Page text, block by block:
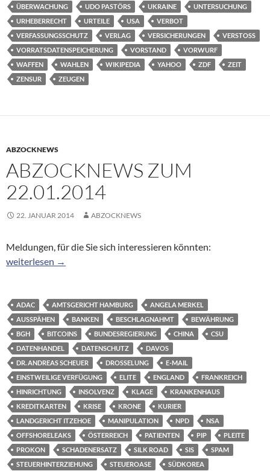
ÜBERWACHUNG
UDO PASTÖRS UKRAINE
UNTERSUCHUNG
URHEBERRECHT
URTEILE USA
VERBOT
VERFASSUNGSSCHUTZ
VERLAG VERSICHERUNGEN
VERSTOSS
VORRATSDATENSPEICHERUNG
VORSTAND
VORWURF
WAFFEN
WAHLEN WIKIPEDIA YAHOO ZDF
ZEIT
ZENSUR
ZEUGEN
ABZOCKNEWS
ABZOCKNEWS ZUM
22.01.2014
22. JANUAR 2014 ABZOCKNEWS
Meldungen, für die Sie sich interessieren könnten:
Abzocknews zum 22.01.2014
weiterlesen →
ADAC AMTSGERICHT HAMBURG
ANGELA MERKEL
AUSSPÄHEN
BANKEN BESCHLAGNAHMT
BEWÄHRUNG
BGH
BITCOINS BUNDESREGIERUNG CHINA
CSU
DATENHANDEL
DATENSCHUTZ
DAVOS
DR. ANDREAS SCHEUER
DROSSELUNG
E-MAIL
EINSTWEILIGE VERFÜGUNG
ELITE ENGLAND
FRANKREICH
HINRICHTUNG
INSOLVENZ KLAGE
KRANKENHAUS
KREDITKARTEN
KRISE KRONE
KURIER
LANDGERICHT ITZEHOE
MANIPULATION NPD
NSA
OFFSHORELEAKS
ÖSTERREICH PATIENTEN PIP
PLEITE
PROKON
SCHADENERSATZ SILK ROAD SIS
SPAM
STEUERHINTERZIEHUNG
STEUEROASE
SÜDKOREA